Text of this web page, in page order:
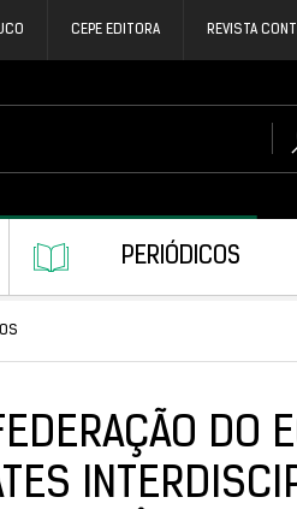
CEPE EDITORA REVISTA
PERIÓDICOS
DO